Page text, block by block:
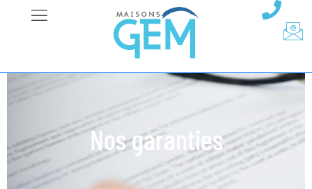
Nos garanties